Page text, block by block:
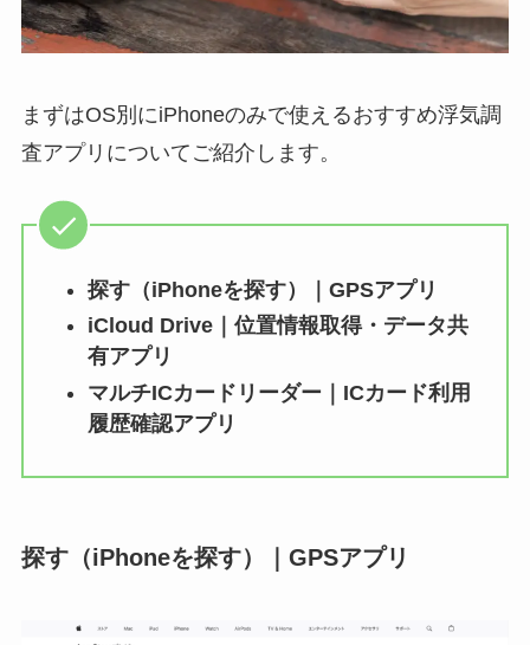
まずはOS別にiPhoneのみで使えるおすすめ浮気調
査アプリについてご紹介します。
探す（iPhoneを探す）｜GPSアプリ
iCloud Drive｜位置情報取得・データ共
有アプリ
マルチICカードリーダー｜ICカード利用
履歴確認アプリ
探す（iPhoneを探す）｜GPSアプリ